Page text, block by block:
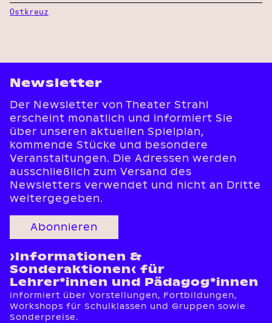
Ostkreuz
Newsletter
Der Newsletter von Theater Strahl
erscheint monatlich und informiert Sie
über unseren aktuellen Spielplan,
kommende Stücke und besondere
Veranstaltungen. Die Adressen werden
ausschließlich zum Versand des
Newsletters verwendet und nicht an Dritte
weitergegeben.
Abonnieren
›Informationen &
Sonderaktionen‹ für
Lehrer*innen und Pädagog*innen
informiert über Vorstellungen, Fortbildungen,
Workshops für Schulklassen und Gruppen sowie
Sonderpreise.